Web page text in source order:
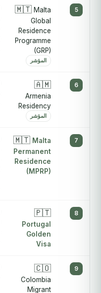
5
🇲🇹 Malta
Global
Residence
Programme
(GRP)
المؤشر
6
🇦🇲
Armenia
Residency
المؤشر
7
🇲🇹 Malta
Permanent
Residence
(MPRP)
8
🇵🇹
Portugal
Golden
Visa
9
🇨🇴
Colombia
Migrant